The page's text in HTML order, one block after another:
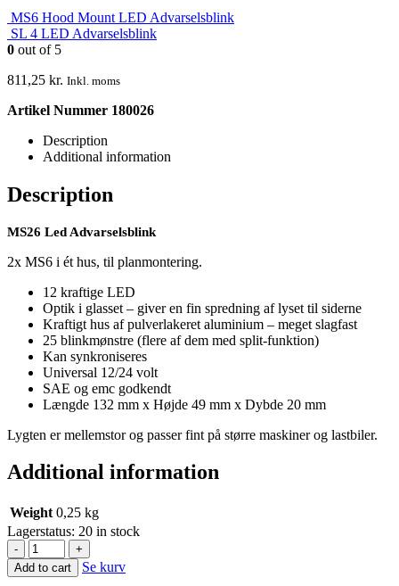
MS6 Hood Mount LED Advarselsblink
SL 4 LED Advarselsblink
0 out of 5
811,25 kr. Inkl. moms
Artikel Nummer 180026
Description
Additional information
Description
MS26 Led Advarselsblink
2x MS6 i ét hus, til planmontering.
12 kraftige LED
Optik i glasset – giver en fin spredning af lyset til siderne
Kraftigt hus af pulverlakeret aluminium – meget slagfast
25 blinkmønstre (flere af dem med split-funktion)
Kan synkroniseres
Universal 12/24 volt
SAE og emc godkendt
Længde 132 mm x Højde 49 mm x Dybde 20 mm
Lygten er mellemstor og passer fint på større maskiner og lastbiler.
Additional information
Weight 0,25 kg
Lagerstatus: 20 in stock
-
+
Add to cart
Se kurv